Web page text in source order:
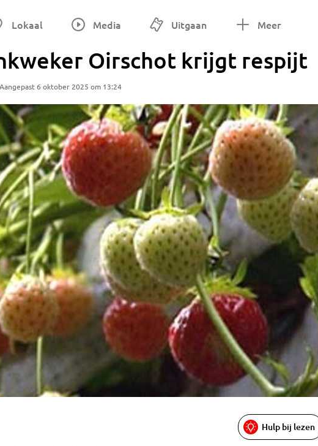
Lokaal Media Uitgaan Meer
Oirschot krijgt respijt
6 oktober 2025 om 13:24
Hulp bij lezen